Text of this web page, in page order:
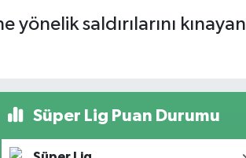
saldırılarını kınayan
Süper Lig Puan Durumu